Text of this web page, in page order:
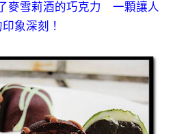
麥雪莉酒的巧克力 一顆讓人
象深刻！